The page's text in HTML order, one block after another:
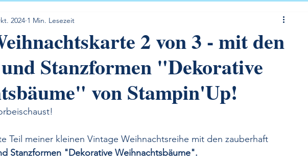
BlogHop
2 von 3 - mit den
Stanzformen "Dekorative
von Stampin'Up!
2024 1 Min. Lesezeit
Teil meiner kleinen Vintage Weihnachtsreihe mit den zauberhaft
Stanzformen "Dekorative Weihnachtsbäume".